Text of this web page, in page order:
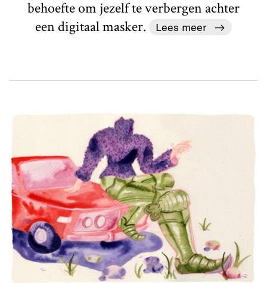
behoefte om jezelf te verbergen achter
een digitaal masker.
Lees meer